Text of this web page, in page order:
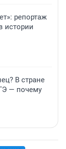
репортаж
истории
В стране
— почему